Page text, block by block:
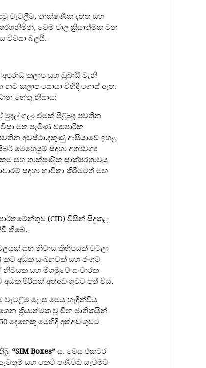
වැටලීම්, තාක්ෂණික දත්ත සහ
මෙම ජාල ක්‍රියාත්මක වන
විමසා බලයි.
කලාප සහ ඩුබායි වැනි
නව කලාප සොයා විහිදී ගොස් ඇත.
හේතු නිසාය:
ගලා ඒමක් පිළිබඳ පවතින
වීසා මත පැමිණ ව්‍යාපාරික
අවස්ථා.දකුණු ආසියාවේ ඉහළ
මෙහෙයුම් සඳහා අත්‍යවශ්‍ය
සහ තාක්ෂණික සාක්ෂරතාවය
සඳහා භාවිතා කිරීමටත් මඟ
(CID) විසින් සිදුකළ
තිබේ.
සහ නිවාස කිහිපයක් වටලා
අධික සංඛ්‍යාවක් සහ ජංගම
නිවසක සහ මීගමුවේ සංචාරක
අධික පිරිසක් අත්අඩංගුවට පත් විය.
වැටලීම ලෙස මෙය හැඳින්විය
ක්‍රියාත්මක වූ චීන ජාතිකයින්
දෙනෙකු මෙහිදී අත්අඩංගුවට
“SIM Boxes”ය. මෙය එකවර
සහ කෙටි පණිවිඩ යැවීමට